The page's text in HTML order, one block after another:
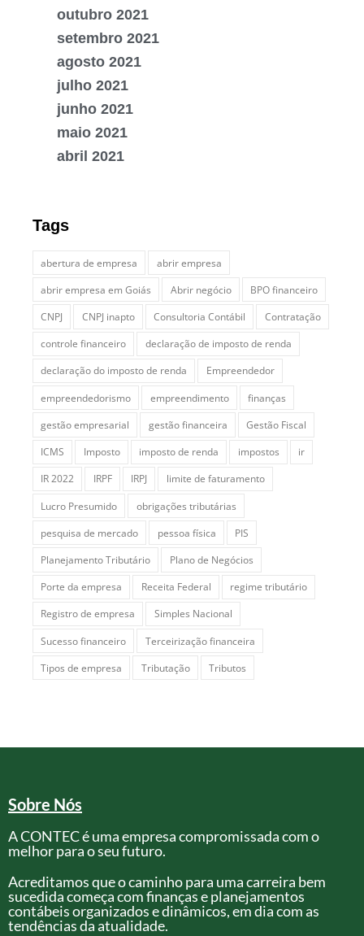
outubro 2021
setembro 2021
agosto 2021
julho 2021
junho 2021
maio 2021
abril 2021
Tags
abertura de empresa
abrir empresa
abrir empresa em Goiás
Abrir negócio
BPO financeiro
CNPJ
CNPJ inapto Consultoria Contábil
Contratação
controle financeiro
declaração de imposto de renda
declaração do imposto de renda
Empreendedor
empreendedorismo
empreendimento
finanças
gestão empresarial
gestão financeira
Gestão Fiscal
ICMS
Imposto imposto de renda impostos
ir
IR 2022
IRPF IRPJ
limite de faturamento
Lucro Presumido
obrigações tributárias
pesquisa de mercado
pessoa física
PIS
Planejamento Tributário
Plano de Negócios
Porte da empresa
Receita Federal
regime tributário
Registro de empresa
Simples Nacional
Sucesso financeiro
Terceirização financeira
Tipos de empresa
Tributação Tributos
Sobre Nós
A CONTEC é uma empresa compromissada com o
melhor para o seu futuro.
Acreditamos que o caminho para uma carreira bem
sucedida começa com finanças e planejamentos
contábeis organizados e dinâmicos, em dia com as
tendências da atualidade.